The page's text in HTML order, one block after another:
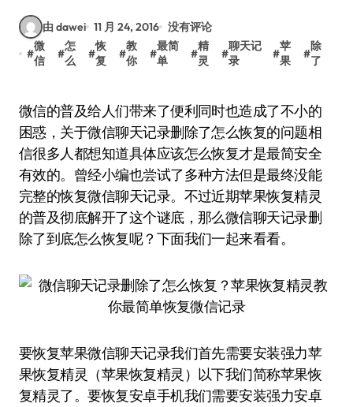
由 dawei 11 月 24, 2016 没有评论
#
微
信
#
怎
么
#
恢
复
#
教
你
#
最简
单
#
精
灵
#
聊天记
录
#
苹
果
#
除
了
微信的普及给人们带来了便利同时也造成了不小的
困惑，关于微信聊天记录删除了怎么恢复的问题相
信很多人都想知道具体应该怎么恢复才是最简安全
有效的。曾经小编也尝试了多种方法但是最终没能
完整的恢复微信聊天记录。不过近期苹果恢复精灵
的普及彻底解开了这个谜底，那么微信聊天记录删
除了到底怎么恢复呢？下面我们一起来看看。
要恢复苹果微信聊天记录我们首先需要安装强力苹
果恢复精灵（苹果恢复精灵）以下我们简称苹果恢
复精灵了。要恢复安卓手机我们需要安装强力安卓